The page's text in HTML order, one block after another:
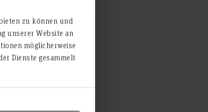
zu können und
unserer Website an
möglicherweise
Dienste gesammelt